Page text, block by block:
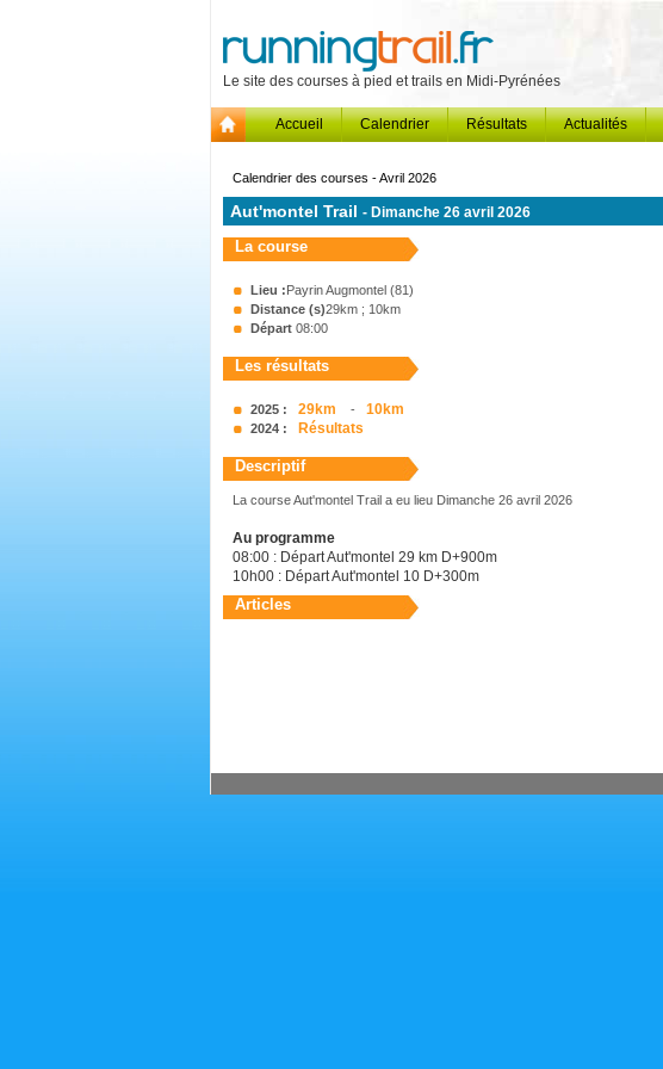
Le site des courses à pied et trails en Midi-Pyrénées
Accueil Calendrier Résultats Actualités
Calendrier des courses - Avril 2026
Aut'montel Trail - Dimanche 26 avril 2026
La course
Lieu :Payrin Augmontel (81)
Distance (s)29km ; 10km
Départ 08:00
Les résultats
2025 : 29km - 10km
2024 : Résultats
Descriptif
La course Aut'montel Trail a eu lieu Dimanche 26 avril 2026
Au programme
08:00 : Départ Aut'montel 29 km D+900m
10h00 : Départ Aut'montel 10 D+300m
Articles